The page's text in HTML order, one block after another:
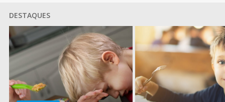
DESTAQUES